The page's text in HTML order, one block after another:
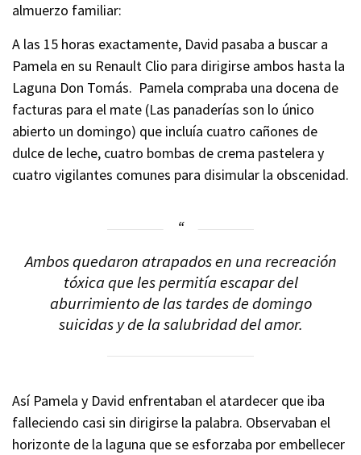
almuerzo familiar:
A las 15 horas exactamente, David pasaba a buscar a
Pamela en su Renault Clio para dirigirse ambos hasta la
Laguna Don Tomás. Pamela compraba una docena de
facturas para el mate (Las panaderías son lo único
abierto un domingo) que incluía cuatro cañones de
dulce de leche, cuatro bombas de crema pastelera y
cuatro vigilantes comunes para disimular la obscenidad.
Ambos quedaron atrapados en una recreación
tóxica que les permitía escapar del
aburrimiento de las tardes de domingo
suicidas y de la salubridad del amor.
Así Pamela y David enfrentaban el atardecer que iba
falleciendo casi sin dirigirse la palabra. Observaban el
horizonte de la laguna que se esforzaba por embellecer